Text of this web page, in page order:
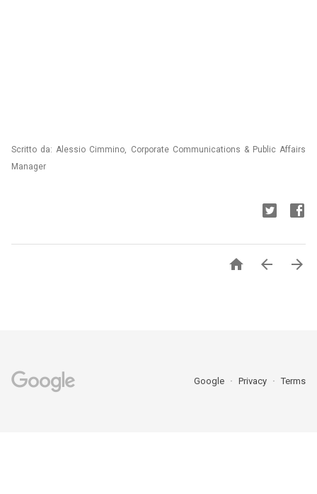
Scritto da: Alessio Cimmino, Corporate Communications & Public Affairs
Manager
  
Google Privacy Terms